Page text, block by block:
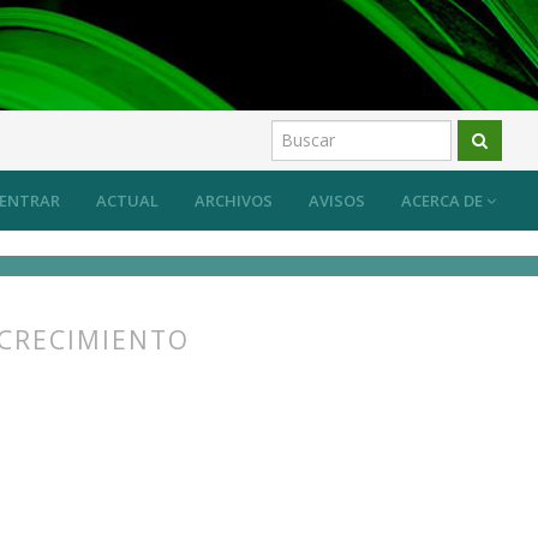
ACTUAL ARCHIVOS AVISOS ACERCA DE
ENTRAR
ecológica Artículos